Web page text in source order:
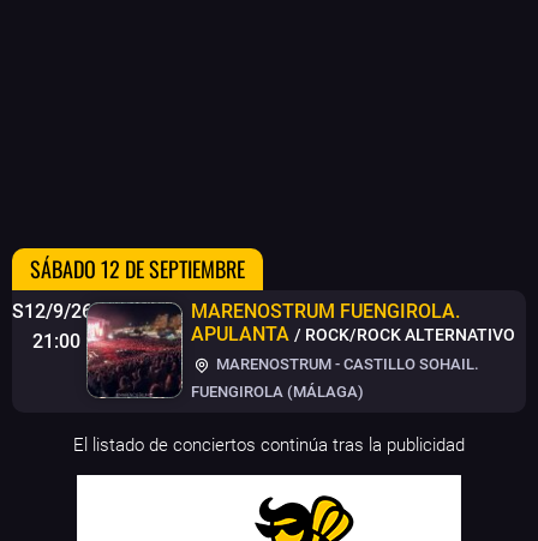
SÁBADO 12 DE SEPTIEMBRE
S12/9/26
21:00
MARENOSTRUM FUENGIROLA.
APULANTA / ROCK/ROCK ALTERNATIVO
MARENOSTRUM - CASTILLO SOHAIL.
FUENGIROLA (MÁLAGA)
El listado de conciertos continúa tras la publicidad